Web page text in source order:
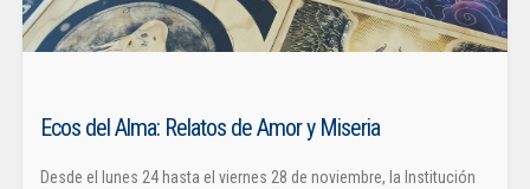
Ecos del Alma: Relatos de Amor y Miseria
Desde el lunes 24 hasta el viernes 28 de noviembre, la Institución